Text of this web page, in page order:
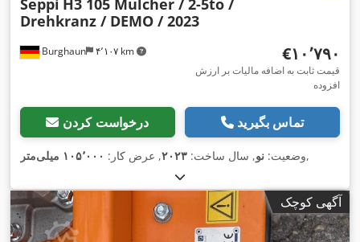
Burghaun ۴٬۱۰۷ km
Seppi H3 105 Mulcher / 2-5to /
Drehkranz / DEMO / 2023
‎€۱۰٬۷۹۰
قیمت ثابت به اضافه مالیات بر ارزش
افزوده
درخواست کردن تماس بگیرید
وضعیت: نو, سال ساخت: ۲۰۲۳, عرض کار: ۱۰۵٬۰۰۰ میلی‌متر ,
آگهی کوچک